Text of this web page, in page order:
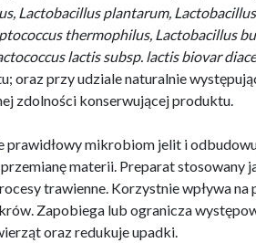
Lactobacillus plantarum, Lactobacillus
thermophilus, Lactobacillus
lactis subsp. lactis biovar
oraz przy udziale naturalnie
zdolności konserwującej produktu.
prawidłowy mikrobiom jelit i
materii. Preparat stosowany
trawienne. Korzystnie wpływa na
Zapobiega lub ogranicza
oraz redukuje upadki.